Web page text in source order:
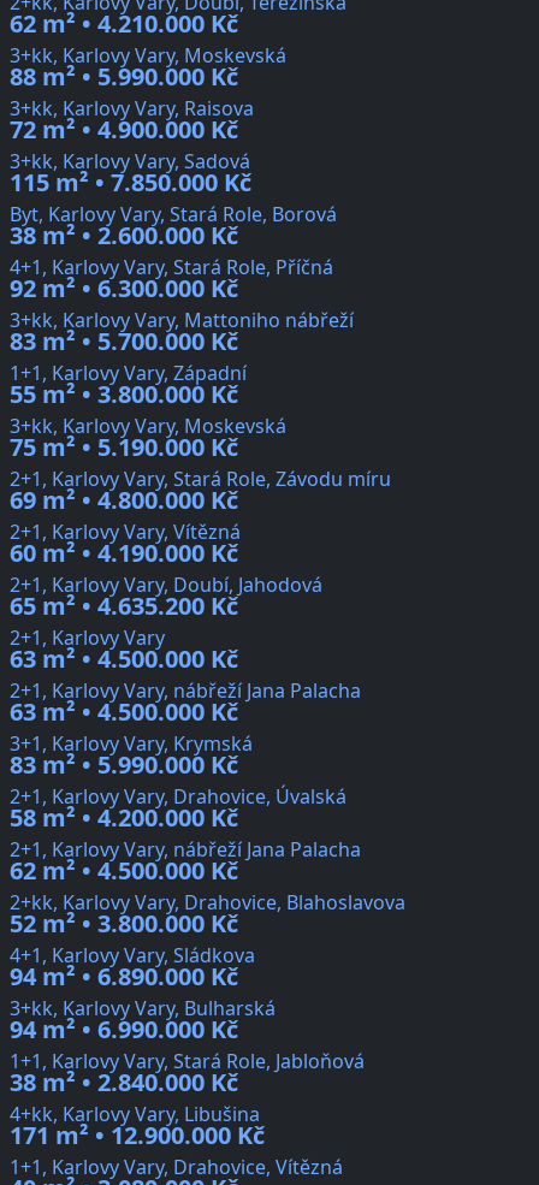
62 m² • 4.210.000 Kč
3+kk, Karlovy Vary, Moskevská
88 m² • 5.990.000 Kč
3+kk, Karlovy Vary, Raisova
72 m² • 4.900.000 Kč
3+kk, Karlovy Vary, Sadová
115 m² • 7.850.000 Kč
Byt, Karlovy Vary, Stará Role, Borová
38 m² • 2.600.000 Kč
4+1, Karlovy Vary, Stará Role, Příčná
92 m² • 6.300.000 Kč
3+kk, Karlovy Vary, Mattoniho nábřeží
83 m² • 5.700.000 Kč
1+1, Karlovy Vary, Západní
55 m² • 3.800.000 Kč
3+kk, Karlovy Vary, Moskevská
75 m² • 5.190.000 Kč
2+1, Karlovy Vary, Stará Role, Závodu míru
69 m² • 4.800.000 Kč
2+1, Karlovy Vary, Vítězná
60 m² • 4.190.000 Kč
2+1, Karlovy Vary, Doubí, Jahodová
65 m² • 4.635.200 Kč
2+1, Karlovy Vary
63 m² • 4.500.000 Kč
2+1, Karlovy Vary, nábřeží Jana Palacha
63 m² • 4.500.000 Kč
3+1, Karlovy Vary, Krymská
83 m² • 5.990.000 Kč
2+1, Karlovy Vary, Drahovice, Úvalská
58 m² • 4.200.000 Kč
2+1, Karlovy Vary, nábřeží Jana Palacha
62 m² • 4.500.000 Kč
2+kk, Karlovy Vary, Drahovice, Blahoslavova
52 m² • 3.800.000 Kč
4+1, Karlovy Vary, Sládkova
94 m² • 6.890.000 Kč
3+kk, Karlovy Vary, Bulharská
94 m² • 6.990.000 Kč
1+1, Karlovy Vary, Stará Role, Jabloňová
38 m² • 2.840.000 Kč
4+kk, Karlovy Vary, Libušina
171 m² • 12.900.000 Kč
1+1, Karlovy Vary, Drahovice, Vítězná